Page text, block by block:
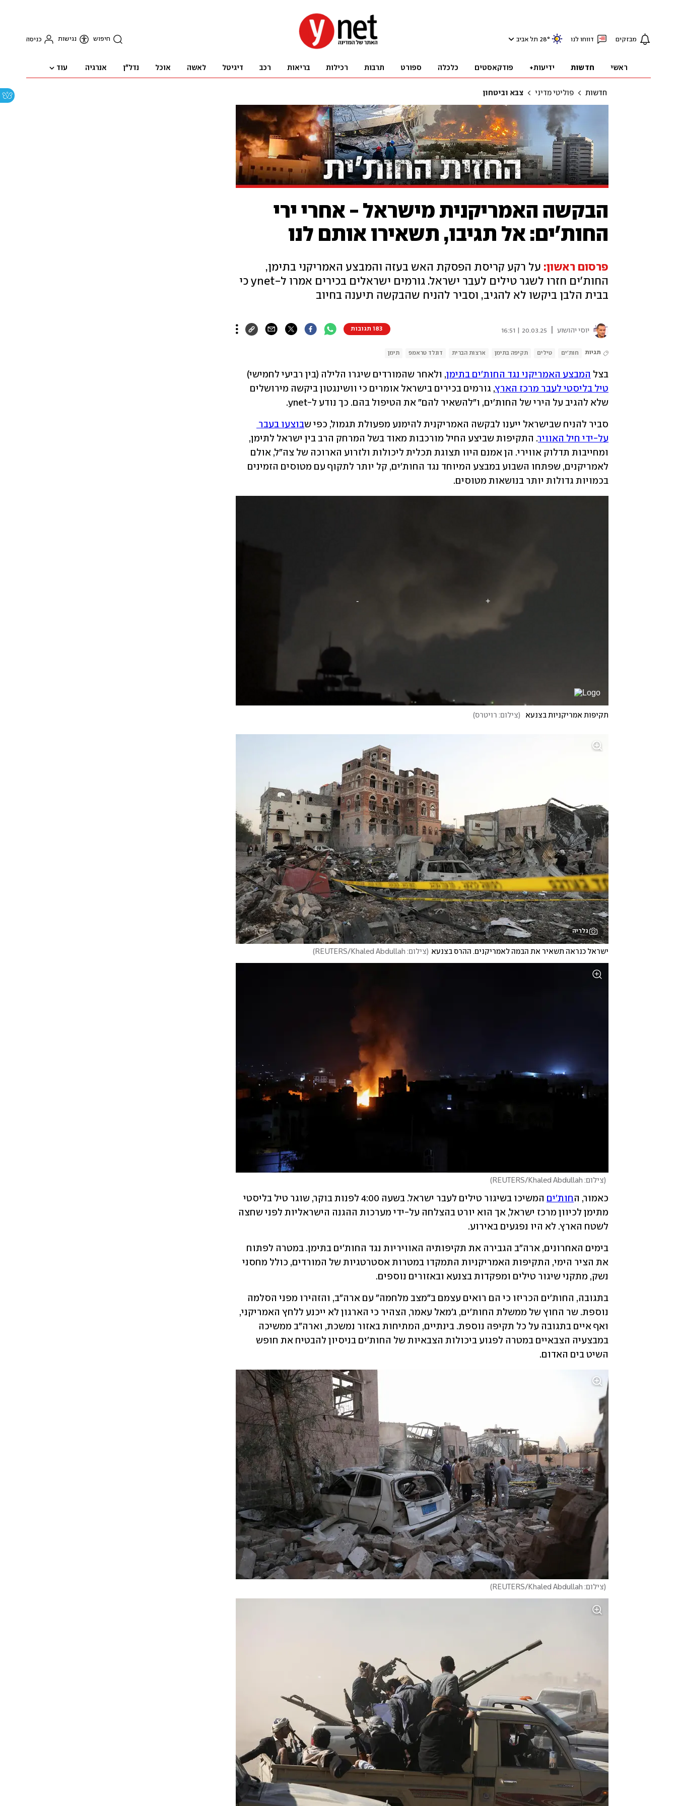
מבזקים דווחו לנו 28° תל אביב חיפוש נגישות כניסה
ראשי חדשות ידיעות+ פודקאסטים כלכלה ספורט תרבות רכילות בריאות רכב דיגיטל לאשה אוכל נדל"ן אנרגיה עוד
חדשות פוליטי מדיני צבא וביטחון
הבקשה האמריקנית מישראל - אחרי ירי
החות'ים: אל תגיבו, תשאירו אותם לנו
פרסום ראשון: על רקע קריסת הפסקת האש בעזה והמבצע האמריקני בתימן,
החות'ים חזרו לשגר טילים לעבר ישראל. גורמים ישראלים בכירים אמרו ל-ynet כי
בבית הלבן ביקשו לא להגיב, וסביר להניח שהבקשה תיענה בחיוב
יוסי יהושוע 20.03.25 | 16:51 183 תגובות
תגיות חות'ים טילים תקיפה בתימן ארצות הברית דונלד טראמפ תימן
בצל המבצע האמריקני נגד החות'ים בתימן, ולאחר שהמורדים שיגרו הלילה (בין רביעי לחמישי)
טיל בליסטי לעבר מרכז הארץ
שלא להגיב על הירי של החות'ים, ו"להשאיר להם" את הטיפול בהם. כך נודע ל-ynet.
סביר להניח שבישראל ייענו לבקשה האמריקנית להימנע מפעולת תגמול, כפי ש
על-ידי חיל האוויר
בכמויות גדולות יותר בנושאות מטוסים.
תקיפות אמריקניות בצנעא (צילום: רויטרס)
גלריה
ישראל כנראה תשאיר את הבמה לאמריקנים. ההרס בצנעא (צילום: REUTERS/Khaled Abdullah )
(צילום: REUTERS/Khaled Abdullah )
כאמור, החות'ים
לשטח הארץ. לא היו נפגעים באירוע.
נשק, מתקני שיגור טילים ומפקדות בצנעא ובאזורים נוספים.
השיט בים האדום.
(צילום: REUTERS/Khaled Abdullah )